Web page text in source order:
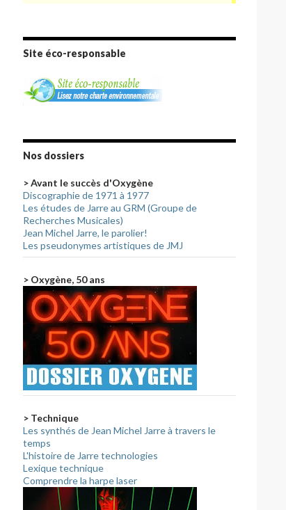
Site éco-responsable
Nos dossiers
> Avant le succès d'Oxygène
Discographie de 1971 à 1977
Les études de Jarre au GRM (Groupe de
Recherches Musicales)
Jean Michel Jarre, le parolier!
Les pseudonymes artistiques de JMJ
> Oxygène, 50 ans
> Technique
Les synthés de Jean Michel Jarre à travers le
temps
L'histoire de Jarre technologies
Lexique technique
Comprendre la harpe laser